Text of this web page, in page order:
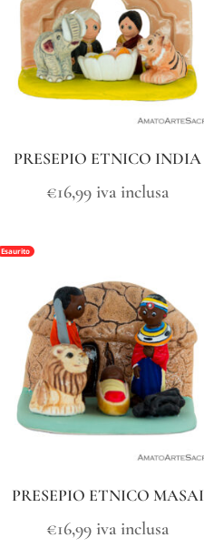
PRESEPIO ETNICO INDIA
€16,99 iva inclusa
Esaurito
PRESEPIO ETNICO MASAI
€16,99 iva inclusa